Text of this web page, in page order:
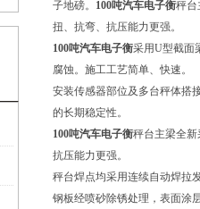
子地磅。 100吨汽车电子衡秤台
扭、抗弯、抗压能力更强。
100吨汽车电子衡采用U型截面
腐蚀。施工工艺简单、快速。
安装传感器部位及多台秤体搭
的长期稳定性。
100吨汽车电子衡秤台主梁全
抗压能力更强。
秤台焊点均采用连续自动焊拉
钢板经喷砂除锈处理，表面涂